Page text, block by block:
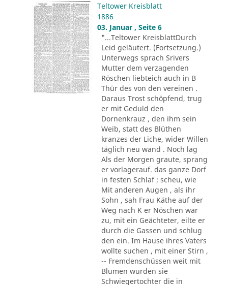
Teltower Kreisblatt
1886
03. Januar , Seite 6
"...Teltower KreisblattDurch
Leid geläutert. (Fortsetzung.)
Unterwegs sprach Srivers
Mutter dem verzagenden
Röschen liebteich auch in B
Thür des von den vereinen .
Daraus Trost schöpfend, trug
er mit Geduld den
Dornenkrauz , den ihm sein
Weib, statt des Blüthen
kranzes der Liche, wider Willen
täglich neu wand . Noch lag
Als der Morgen graute, sprang
er vorlagerauf. das ganze Dorf
in festen Schlaf ; scheu, wie
Mit anderen Augen , als ihr
Sohn , sah Frau Käthe auf der
Weg nach K er Nöschen war
zu, mit ein Geächteter, eilte er
durch die Gassen und schlug
den ein. Im Hause ihres Vaters
wollte suchen , mit einer Stirn ,
-- Fremdenschüssen weit mit
Blumen wurden sie
Schwiegertochter die in